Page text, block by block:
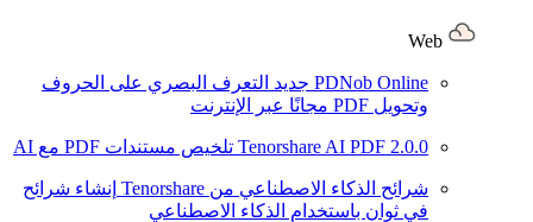
PDNob Online جديد التعرف البصري على الحروف
وتحويل PDF مجانًا عبر الإنترنت
Tenorshare AI PDF 2.0.0 تلخيص مستندات PDF مع AI
شرائح الذكاء الاصطناعي من Tenorshare
إنشاء شرائح
في ثوانٍ باستخدام الذكاء الاصطناعي